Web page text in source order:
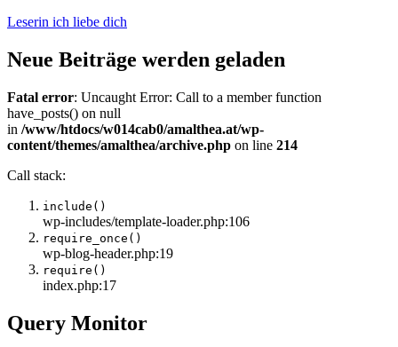
Leserin ich liebe dich
Neue Beiträge werden geladen
Fatal error: Uncaught Error: Call to a member function
have_posts() on null
in /www/htdocs/w014cab0/amalthea.at/wp-
content/themes/amalthea/archive.php on line 214
Call stack:
include()
wp-includes/template-loader.php:106
require_once()
wp-blog-header.php:19
require()
index.php:17
Query Monitor